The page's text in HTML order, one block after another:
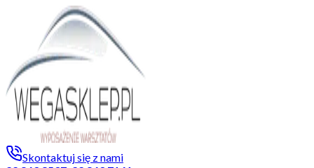
Skontaktuj się z nami